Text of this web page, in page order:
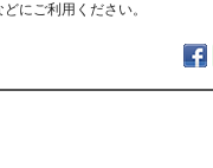
にご利用ください。